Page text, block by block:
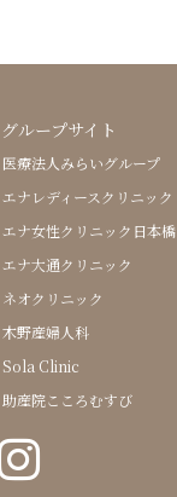
グループサイト
医療法人みらいグループ
エナレディースクリニック
エナ女性クリニック日本橋
エナ大通クリニック
ネオクリニック
木野産婦人科
Sola Clinic
助産院こころむすび